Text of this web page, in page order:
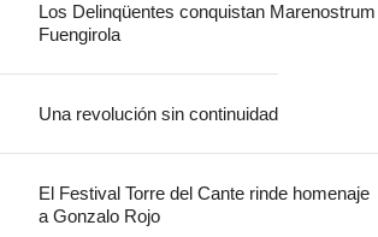
Los Delinqüentes conquistan Marenostrum
Fuengirola
Una revolución sin continuidad
El Festival Torre del Cante rinde homenaje
a Gonzalo Rojo